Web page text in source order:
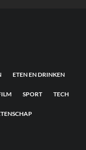
ETEN EN DRINKEN
SPORT TECH